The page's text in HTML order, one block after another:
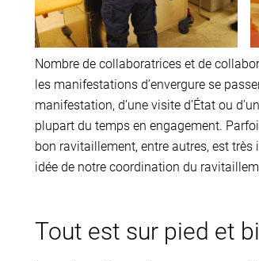
Nombre de collaboratrices et de
les manifestations d’envergure se
manifestation, d’une visite d’État ou
plupart du temps en engagement.
bon ravitaillement, entre autres, est très
idée de notre coordination du
Tout est sur pied et